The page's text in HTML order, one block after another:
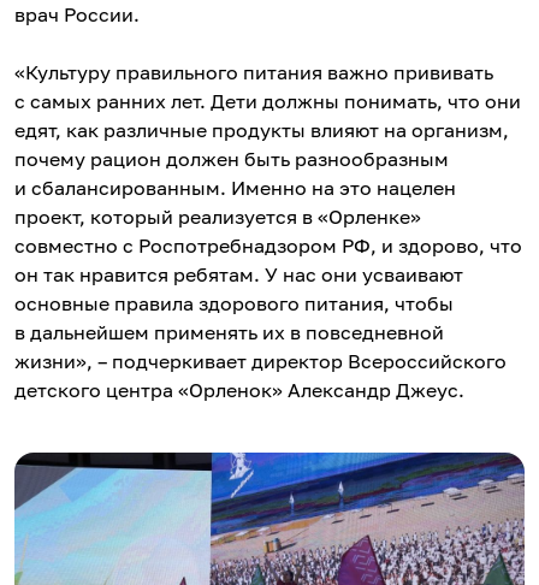
врач России.
«Культуру правильного питания важно прививать
с самых ранних лет. Дети должны понимать, что они
едят, как различные продукты влияют на организм,
почему рацион должен быть разнообразным
и сбалансированным. Именно на это нацелен
проект, который реализуется в «Орленке»
совместно с Роспотребнадзором РФ, и здорово, что
он так нравится ребятам. У нас они усваивают
основные правила здорового питания, чтобы
в дальнейшем применять их в повседневной
жизни», – подчеркивает директор Всероссийского
детского центра «Орленок» Александр Джеус.